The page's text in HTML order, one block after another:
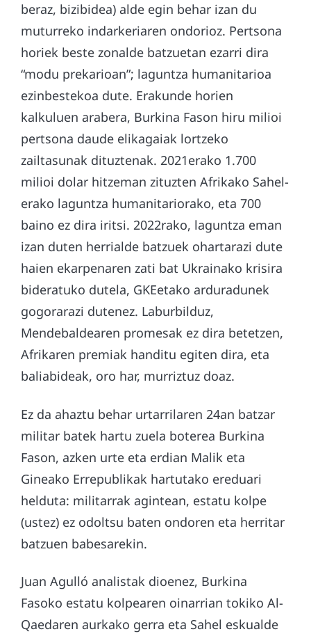
beraz, bizibidea) alde egin behar izan du
muturreko indarkeriaren ondorioz. Pertsona
horiek beste zonalde batzuetan ezarri dira
“modu prekarioan”; laguntza humanitarioa
ezinbestekoa dute. Erakunde horien
kalkuluen arabera, Burkina Fason hiru milioi
pertsona daude elikagaiak lortzeko
zailtasunak dituztenak. 2021erako 1.700
milioi dolar hitzeman zituzten Afrikako Sahel-
erako laguntza humanitariorako, eta 700
baino ez dira iritsi. 2022rako, laguntza eman
izan duten herrialde batzuek ohartarazi dute
haien ekarpenaren zati bat Ukrainako krisira
bideratuko dutela, GKEetako arduradunek
gogorarazi dutenez. Laburbilduz,
Mendebaldearen promesak ez dira betetzen,
Afrikaren premiak handitu egiten dira, eta
baliabideak, oro har, murriztuz doaz.
Ez da ahaztu behar urtarrilaren 24an batzar
militar batek hartu zuela boterea Burkina
Fason, azken urte eta erdian Malik eta
Gineako Errepublikak hartutako ereduari
helduta: militarrak agintean, estatu kolpe
(ustez) ez odoltsu baten ondoren eta herritar
batzuen babesarekin.
Juan Agulló analistak dioenez, Burkina
Fasoko estatu kolpearen oinarrian tokiko Al-
Qaedaren aurkako gerra eta Sahel eskualde